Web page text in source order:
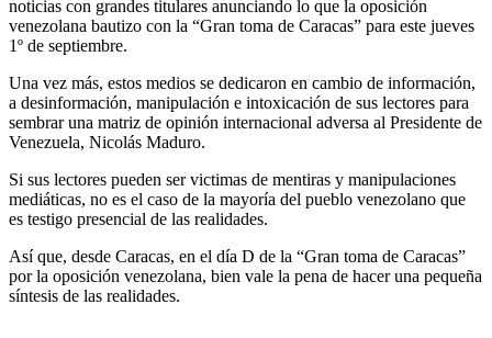
noticias con grandes titulares anunciando lo que la oposición
venezolana bautizo con la “Gran toma de Caracas” para este jueves
1º de septiembre.
Una vez más, estos medios se dedicaron en cambio de información,
a desinformación, manipulación e intoxicación de sus lectores para
sembrar una matriz de opinión internacional adversa al Presidente de
Venezuela, Nicolás Maduro.
Si sus lectores pueden ser victimas de mentiras y manipulaciones
mediáticas, no es el caso de la mayoría del pueblo venezolano que
es testigo presencial de las realidades.
Así que, desde Caracas, en el día D de la “Gran toma de Caracas”
por la oposición venezolana, bien vale la pena de hacer una pequeña
síntesis de las realidades.